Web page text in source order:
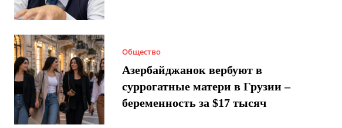
Общество
Азербайджанок вербуют в
суррогатные матери в Грузии –
беременность за $17 тысяч